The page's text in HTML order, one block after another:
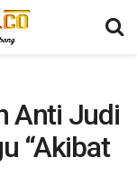
Anti Judi
“Akibat